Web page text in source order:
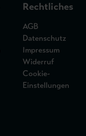
Rechtliches
AGB
Datenschutz
Impressum
Widerruf
Cookie-
Einstellungen